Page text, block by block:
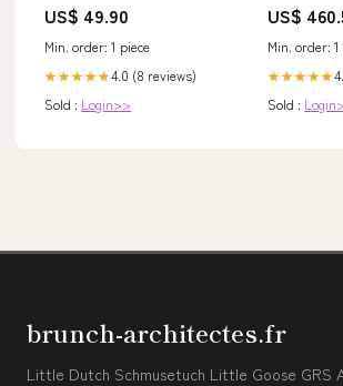
US$ 49.90
Min. order: 1 piece
★★★★★4.0 (8 reviews)
Sold : Login>>
US$
Min. order: 1
★★★★★
Sold :
brunch-architectes.fr
Little Dutch Schmusetuch Little Goose GRS